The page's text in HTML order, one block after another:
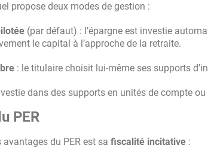
propose deux modes de gestion :
(par défaut) : l’épargne est investie
le capital à l’approche de la retraite.
: le titulaire choisit lui-même ses supports
dans des supports en unités de compte
PER
avantages du PER est sa fiscalité incitative :